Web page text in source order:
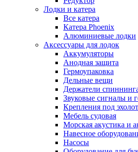
Лодки и катера
Все катера
Катера Phoenix
Алюминиевые лодки
Аксессуары для лодок
Аккумуляторы
Анодная защита
Гермоупаковка
Дельные вещи
Держатели
Звуковые сигналы и
Крепления под эхолот
Мебель судовая
Морская акустика и
Навесное
Насосы